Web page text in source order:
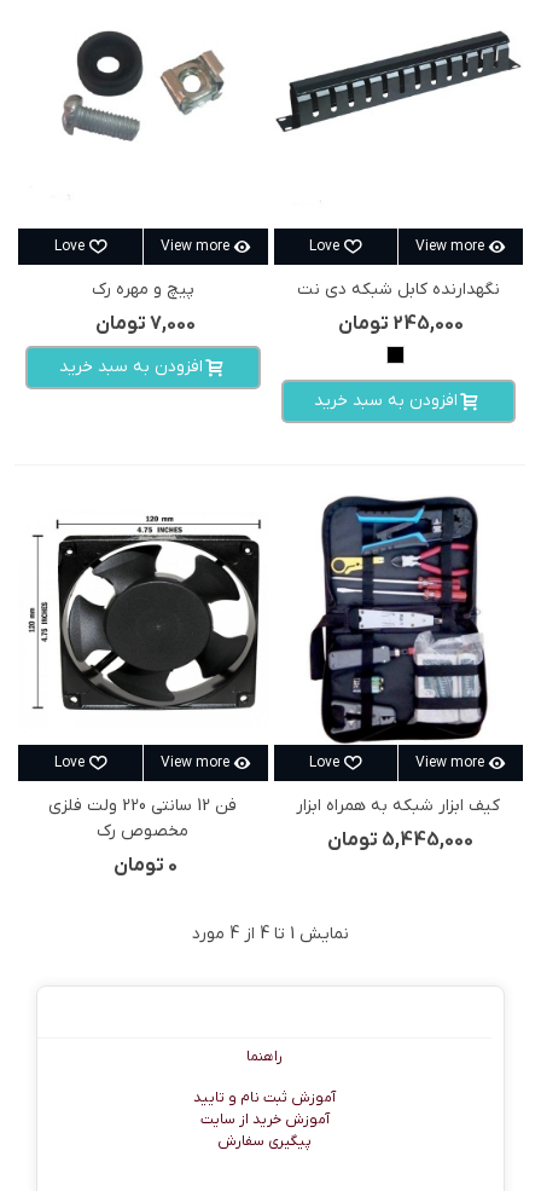
View more
Love
نگهدارنده کابل شبکه دی نت
245,000 تومان
مشکی
افزودن به سبد خرید
View more
Love
پیچ و مهره رک
7,000 تومان
افزودن به سبد خرید
View more
Love
کیف ابزار شبکه به همراه ابزار
5,445,000 تومان
View more
Love
فن 12 سانتی 220 ولت فلزی
مخصوص رک
0 تومان
نمایش 1 تا 4 از 4 مورد
راهنما
آموزش ثبت نام و تایید
آموزش خرید از سایت
پیگیری سفارش